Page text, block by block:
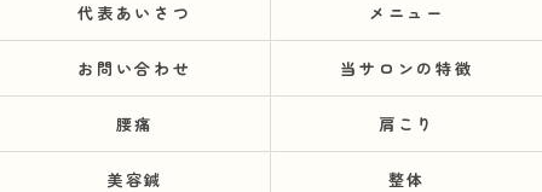
代表あいさつ メニュー
お問い合わせ 当サロンの特徴
腰痛 肩こり
美容鍼 整体